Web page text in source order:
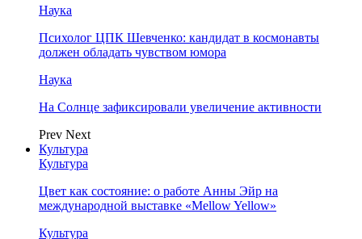
Наука
Психолог ЦПК Шевченко: кандидат в космонавты
должен обладать чувством юмора
Наука
На Солнце зафиксировали увеличение активности
Prev Next
Культура
Культура
Цвет как состояние: о работе Анны Эйр на
международной выставке «Mellow Yellow»
Культура